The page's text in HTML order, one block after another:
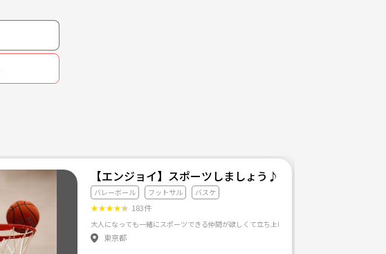
【エンジョイ】スポーツしましょう♪
バレーボール フットサル バスケ
★★★★★ 183件
東京都